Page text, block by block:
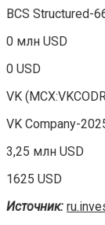
BCS Structured-
0 млн USD
0 USD
VK
VK Company-
3,25 млн USD
1625 USD
Источник: